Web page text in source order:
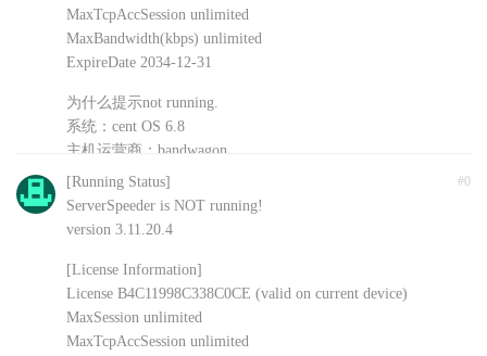
MaxTcpAccSession unlimited
MaxBandwidth(kbps) unlimited
ExpireDate 2034-12-31
为什么提示not running.
系统：cent OS 6.8
主机运营商：bandwagon
安装的其他软件：shadowsockR
CHnE 9年前 (2017-09-24) 回复
#0
[Running Status]
ServerSpeeder is NOT running!
version 3.11.20.4
[License Information]
License B4C11998C338C0CE (valid on current device)
MaxSession unlimited
MaxTcpAccSession unlimited